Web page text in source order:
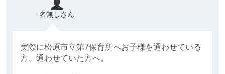
名無しさん
実際に松原市立第7保育所へお子様を通わせている
方、通わせていた方へ。